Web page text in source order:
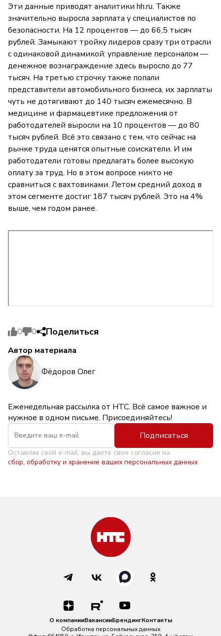
Эти данные приводят аналитики hh.ru. Также
значительно выросла зарплата у специалистов по
безопасности. На 12 процентов — до 66,5 тысяч
рублей. Замыкают тройку лидеров сразу три отрасли
с одинаковой динамикой: управление персоналом —
денежное вознаграждение здесь выросло до 77
тысяч. На третью строчку также попали
представители автомобильного бизнеса, их зарплаты
чуть не дотягивают до 140 тысяч ежемесячно. В
медицине и фармацевтике предложения от
работодателей выросли на 10 процентов — до 80
тысяч рублей. Всё это связано с тем, что сейчас на
рынке труда ценятся опытные соискатели. И им
работодатели готовы предлагать более высокую
оплату за труд. Но в этом вопросе никто не
сравниться с вахтовиками. Летом средний доход в
этом сегменте достиг 187 тысяч рублей. Это на 4%
выше, чем годом ранее.
0 0 Поделиться
Автор материала
Фёдоров Олег
Еженедельная рассылка от НТС. Всё самое важное и
нужное в одном письме. Присоединяйтесь!
Подписаться
Оставляя свой e-mail, вы даете свое согласие на
сбор, обработку и хранение ваших персональных данных
О компанииВакансииБрендингКонтакты
Обработка персональных данных